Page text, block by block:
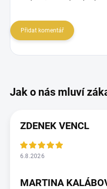
Přidat komentář
ZDENEK VENCL
6.8.2026
MARTINA